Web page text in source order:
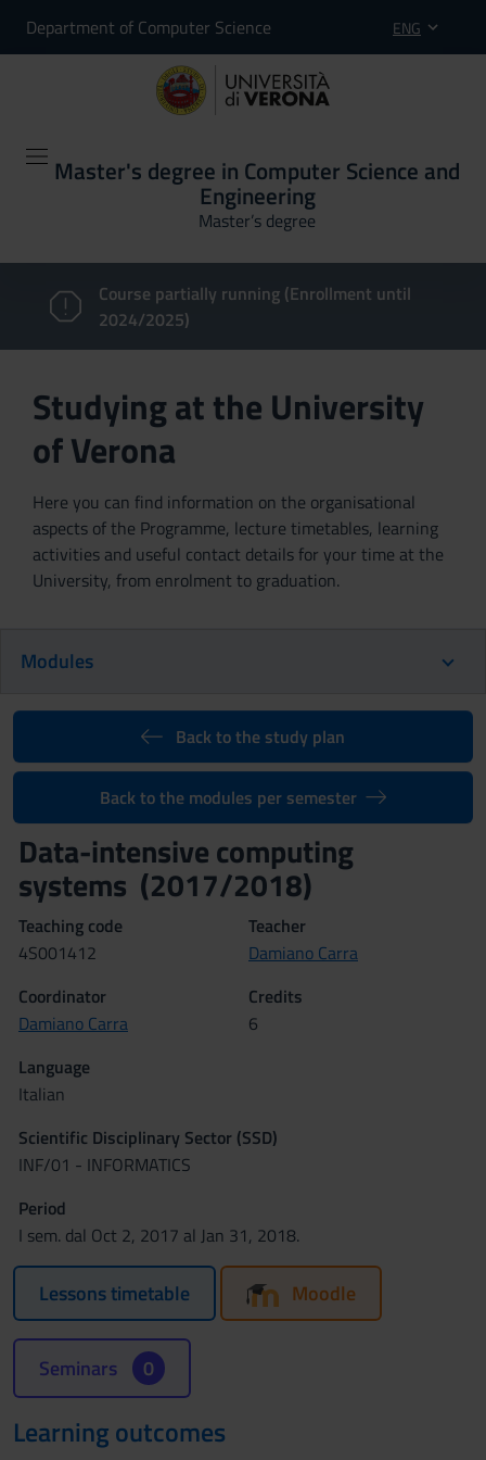
Department of Computer Science ENG
Master's degree in Computer Science and
Engineering
Master’s degree
Course partially running (Enrollment until
2024/2025)
Studying at the University
of Verona
Here you can find information on the organisational
aspects of the Programme, lecture timetables, learning
activities and useful contact details for your time at the
University, from enrolment to graduation.
Modules
Back to the study plan
Back to the modules per semester
Data-intensive computing
systems (2017/2018)
Teaching code
4S001412
Teacher
Damiano Carra
Coordinator
Damiano Carra
Credits
6
Language
Italian
Scientific Disciplinary Sector (SSD)
INF/01 - INFORMATICS
Period
I sem. dal Oct 2, 2017 al Jan 31, 2018.
Lessons timetable Moodle
Seminars 0
Learning outcomes